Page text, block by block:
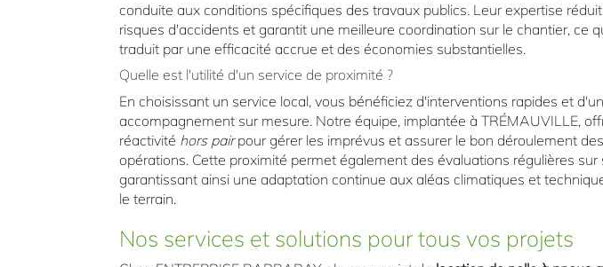
conduite aux conditions spécifiques des travaux publics. Leur expertise
risques d'accidents et garantit une meilleure coordination sur le chantier, ce
traduit par une efficacité accrue et des économies substantielles.
Quelle est l'utilité d'un service de proximité ?
En choisissant un service local, vous bénéficiez d'interventions rapides et d'un
accompagnement sur mesure. Notre équipe, implantée à TRÉMAUVILLE,
réactivité hors pairpour gérer les imprévus et assurer le bon déroulement des
opérations. Cette proximité permet également des évaluations régulières sur
garantissant ainsi une adaptation continue aux aléas climatiques et
le terrain.
Nos services et solutions pour tous vos projets